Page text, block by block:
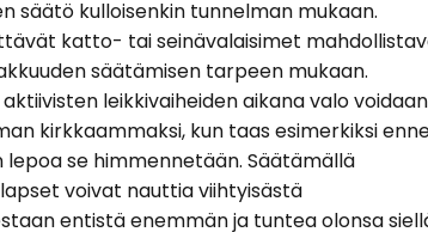
säätö kulloisenkin tunnelman mukaan.
katto- tai seinävalaisimet
säätämisen tarpeen mukaan.
leikkivaiheiden aikana valo voidaan
kirkkaammaksi, kun taas esimerkiksi
lepoa se himmennetään. Säätämällä
voivat nauttia viihtyisästä
entistä enemmän ja tuntea olonsa